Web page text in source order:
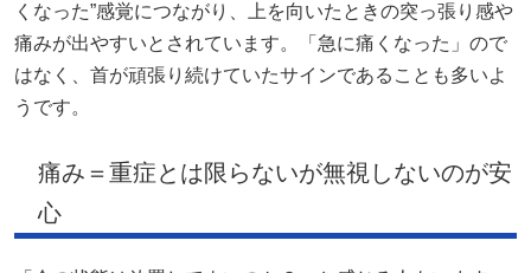
くなった”感覚につながり、上を向いたときの突っ張り感や
痛みが出やすいとされています。「急に痛くなった」ので
はなく、首が頑張り続けていたサインであることも多いよ
うです。
痛み＝重症とは限らないが無視しないのが安
心